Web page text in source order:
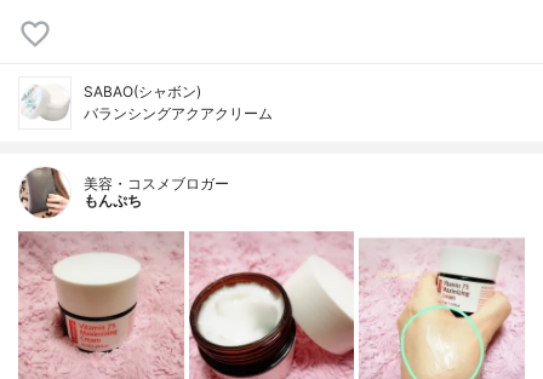
SABAO(シャボン)
バランシングアクアクリーム
美容・コスメブロガー
もんぷち